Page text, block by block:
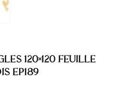
120×120 feuille
EP189